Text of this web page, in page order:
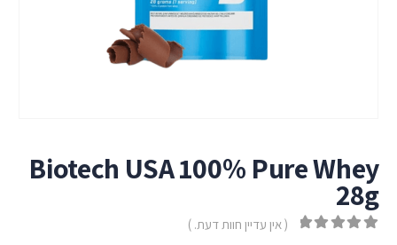
Biotech USA 100% Pure Whey
28g
( אין עדיין חוות דעת. )